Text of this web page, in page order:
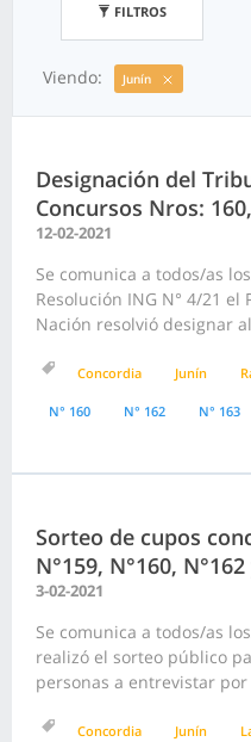
FILTROS
Viendo: Junín
Designación del
Concursos Nros:
12-02-2021
Se comunica a todos/as
Resolución ING N° 4/21
Nación resolvió designar
Concordia Junín
N° 160 N° 162 N° 163
Sorteo de cupos
N°159, N°160,
3-02-2021
Se comunica a todos/as
realizó el sorteo público
personas a entrevistar
Concordia Junín